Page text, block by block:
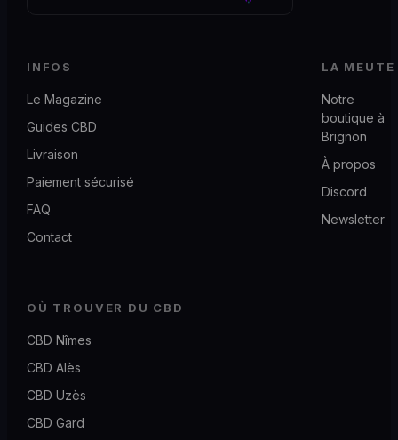
INFOS
Le Magazine
Guides CBD
Livraison
Paiement sécurisé
FAQ
Contact
LA MEUTE
Notre
boutique à
Brignon
À propos
Discord
Newsletter
OÙ TROUVER DU CBD
CBD Nîmes
CBD Alès
CBD Uzès
CBD Gard